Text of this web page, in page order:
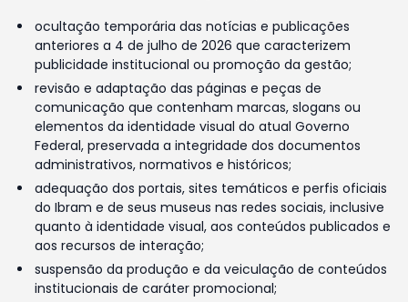
ocultação temporária das notícias e publicações
anteriores a 4 de julho de 2026 que caracterizem
publicidade institucional ou promoção da gestão;
revisão e adaptação das páginas e peças de
comunicação que contenham marcas, slogans ou
elementos da identidade visual do atual Governo
Federal, preservada a integridade dos documentos
administrativos, normativos e históricos;
adequação dos portais, sites temáticos e perfis oficiais
do Ibram e de seus museus nas redes sociais, inclusive
quanto à identidade visual, aos conteúdos publicados e
aos recursos de interação;
suspensão da produção e da veiculação de conteúdos
institucionais de caráter promocional;